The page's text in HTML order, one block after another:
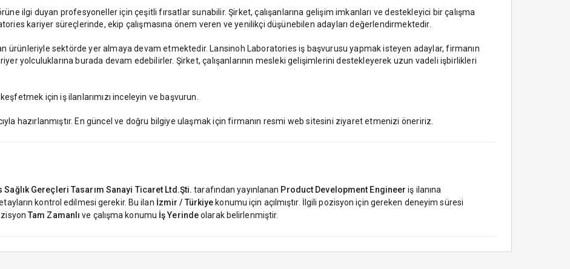
ilgi duyan profesyoneller için çeşitli fırsatlar sunabilir. Şirket, çalışanlarına gelişim imkanları ve destekleyici bir çalışma
kariyer süreçlerinde, ekip çalışmasına önem veren ve yenilikçi düşünebilen adayları değerlendirmektedir.
ürünleriyle sektörde yer almaya devam etmektedir. Lansinoh Laboratories iş başvurusu yapmak isteyen adaylar, firmanın
yolculuklarına burada devam edebilirler. Şirket, çalışanlarının mesleki gelişimlerini destekleyerek uzun vadeli işbirlikleri
için iş ilanlarımızı inceleyin ve başvurun.
hazırlanmıştır. En güncel ve doğru bilgiye ulaşmak için firmanın resmi web sitesini ziyaret etmenizi öneririz.
Gereçleri Tasarım Sanayi Ticaret Ltd.Şti. tarafından yayınlanan Product Development Engineer iş ilanına
kontrol edilmesi gerekir. Bu ilan İzmir / Türkiye konumu için açılmıştır. İlgili pozisyon için gereken deneyim süresi
Tam Zamanlı ve çalışma konumu İş Yerindeolarak belirlenmiştir.